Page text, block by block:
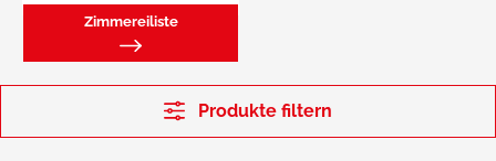
Zimmereiliste
Produkte filtern